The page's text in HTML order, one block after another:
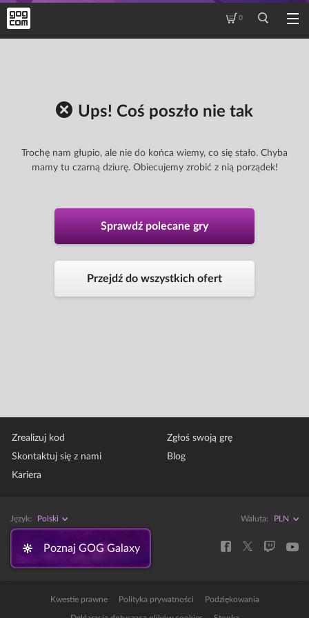
0
Ups! Coś poszło nie tak
Trochę nam głupio, ale nie do końca wiemy, co się stało. Chyba
mamy tu czarną dziurę. Obiecujemy zrobić z nią porządek!
Sprawdź polecane gry
Przejdź do wszystkich ofert
Zrealizuj kod
Skontaktuj się z nami
Kariera
Zgłoś swoją grę
Blog
Język: Polski Waluta:
Poznaj GOG Galaxy
Kwestie prawne Polityka prywatności Podziękowania